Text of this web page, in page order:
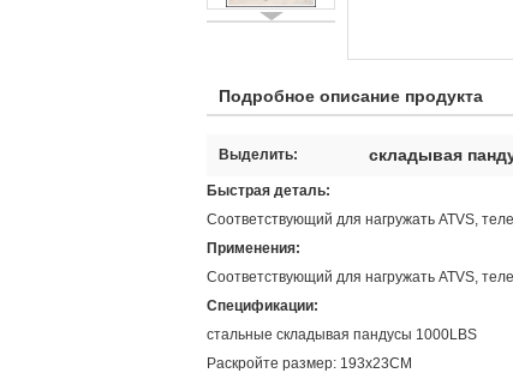
Подробное описание продукта
Выделить: складывая
Быстрая деталь:
Соответствующий для нагружать ATVS,
Применения:
Соответствующий для нагружать ATVS,
Спецификации:
стальные складывая пандусы 1000LBS
Раскройте размер: 193x23CM